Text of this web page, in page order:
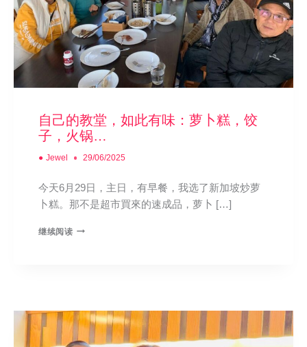
自己的教堂，如此有味：萝卜糕，饺
子，火锅…
● Jewel 29/06/2025
今天6月29日，主日，有早餐，我选了新加坡炒萝
卜糕。那不是超市買來的速成品，萝卜 […]
继续阅读